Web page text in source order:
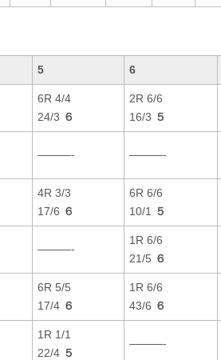
5 6
6R 4/4
24/3 ６
2R 6/6
16/3 ５
———- ———-
4R 3/3
17/6 ６
6R 6/6
10/1
５
———-
1R 6/6
21/5 ６
6R 5/5
17/4 ６
1R 6/6
43/6 ６
1R 1/1
22/4 ５
———-